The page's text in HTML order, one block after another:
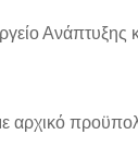
αρχικό